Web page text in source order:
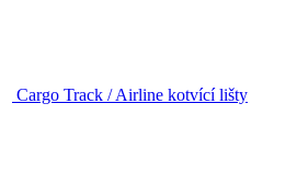
Cargo Track / Airline kotvící lišty